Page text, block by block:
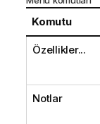
Komutu
Özellikler...
Notlar